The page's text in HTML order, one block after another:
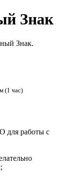
Знак
Знак.
(1 час)
для работы с